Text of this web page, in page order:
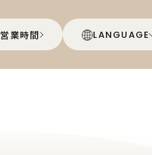
営業時間 LANGUAGE